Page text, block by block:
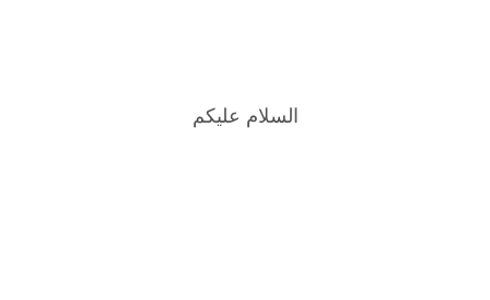
السلام عليكم